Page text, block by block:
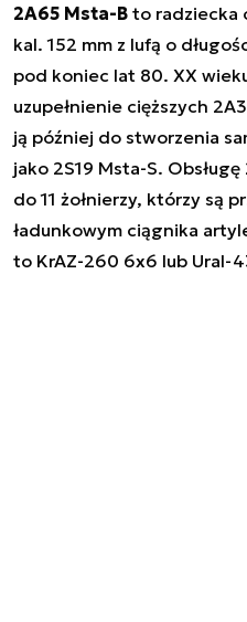
2A65 Msta-B to radziecka
kal. 152 mm z lufą o
pod koniec lat 80. XX
uzupełnienie cięższych
ją później do stworzenia
jako 2S19 Msta-S.
do 11 żołnierzy, którzy są
ładunkowym ciągnika
to KrAZ-260 6x6 lub Ural-